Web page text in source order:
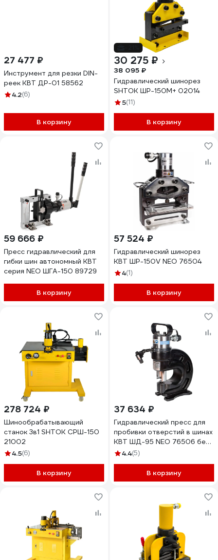
27 477 ₽
Инструмент для резки DIN-
реек КВТ ДР-01 58562
4.2(6)
В корзину
30 275 ₽
38 095 ₽
Гидравлический шинорез
SHTOK ШР-150М+ 02014
5(11)
В корзину
59 666 ₽
Пресс гидравлический для
гибки шин автономный КВТ
серия NEO ШГА-150 89729
В корзину
57 524 ₽
Гидравлический шинорез
КВТ ШР-150V NEO 76504
4(1)
В корзину
278 724 ₽
Шинообрабатывающий
станок 3в1 SHTOK СРШ-150
21002
4.5(6)
В корзину
37 634 ₽
Гидравлический пресс для
пробивки отверстий в шинах
КВТ ШД-95 NEO 76506 без
матриц
4.4(5)
В корзину